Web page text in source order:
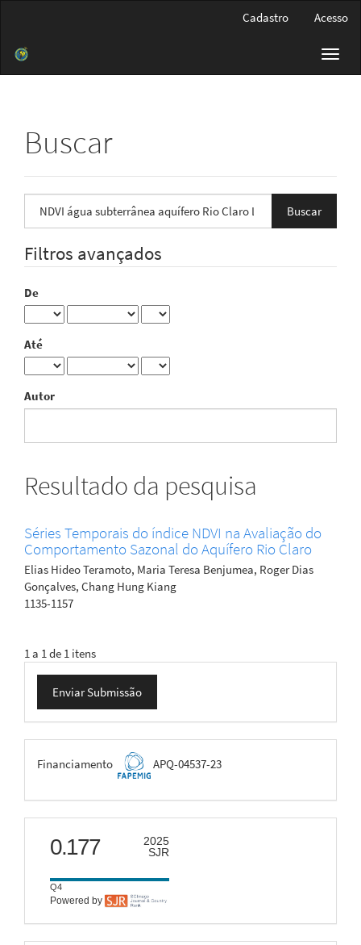
Barra
Cadastro Acesso
Buscar
termo
Filtros avançados
De
Até
Autor
Resultado da pesquisa
Séries Temporais do índice NDVI na Avaliação do
Comportamento Sazonal do Aquífero Rio Claro
Elias Hideo Teramoto, Maria Teresa Benjumea, Roger Dias
Gonçalves, Chang Hung Kiang
1135-1157
1 a 1 de 1 itens
Enviar
Submissão
Enviar Submissão
FAPEMIG
Financiamento APQ-04537-23
scimago
0.177
2025
SJR
Q4
Powered by